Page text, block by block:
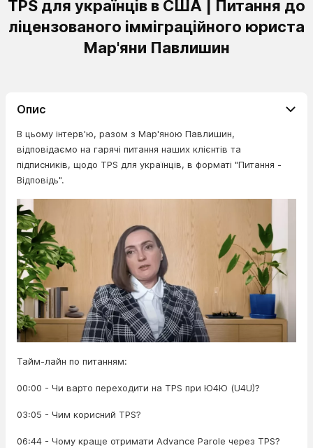
TPS для українців в США | Питання до
ліцензованого імміграційного юриста
Мар'яни Павлишин
Опис
В цьому інтерв'ю, разом з Мар'яною Павлишин,
відповідаємо на гарячі питання наших клієнтів та
підписників, щодо TPS для українців, в форматі "Питання -
Відповідь".
Тайм-лайн по питанням:
00:00 - Чи варто переходити на TPS при Ю4Ю (U4U)?
03:05 - Чим корисний TPS?
06:44 - Чому краще отримати Advance Parole через TPS?